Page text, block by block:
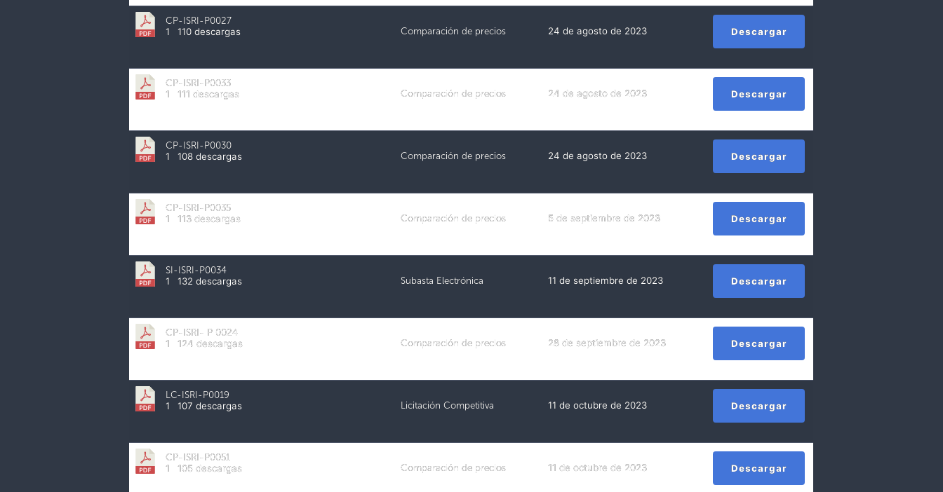
CP-ISRI-P0027
1
110 descargas Comparación de precios 24 de agosto de 2023 Descargar
CP-ISRI-P0033
1
111 descargas Comparación de precios 24 de agosto de 2023 Descargar
CP-ISRI-P0030
1
108 descargas Comparación de precios 24 de agosto de 2023 Descargar
CP-ISRI-P0035
1
113 descargas Comparación de precios 5 de septiembre de 2023 Descargar
SI-ISRI-P0034
1
132 descargas Subasta Electrónica 11 de septiembre de 2023 Descargar
CP-ISRI- P 0024
1
124 descargas Comparación de precios 28 de septiembre de 2023 Descargar
LC-ISRI-P0019
1
107 descargas Licitación Competitiva 11 de octubre de 2023 Descargar
CP-ISRI-P0051
1
105 descargas Comparación de precios 11 de octubre de 2023 Descargar